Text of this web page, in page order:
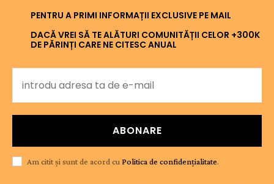
PENTRU A PRIMI INFORMAȚII EXCLUSIVE PE MAIL
DACĂ VREI SĂ TE ALĂTURI COMUNITĂȚII CELOR +300K
DE PĂRINȚI CARE NE CITESC ANUAL
ABONARE
Am citit și sunt de acord cu Politica de confidențialitate.